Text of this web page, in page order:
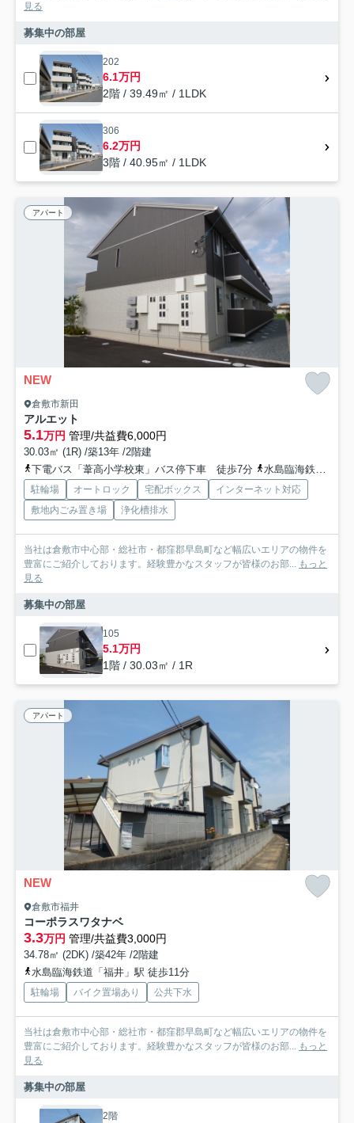
見る
募集中の部屋
202
6.1万円
2階 / 39.49㎡ / 1LDK
306
6.2万円
3階 / 40.95㎡ / 1LDK
アパート
NEW
倉敷市新田
アルエット
5.1万円 管理/共益費6,000円
30.03㎡ (1R) /築13年 /2階建
下電バス「葦高小学校東」バス停下車 徒歩7分
水島臨海鉄道「福井」駅 徒歩38分
駐輪場 オートロック 宅配ボックス
インターネット対応
敷地内ごみ置き場
浄化槽排水
当社は倉敷市中心部・総社市・都窪郡早島町など幅広いエリアの物件を
豊富にご紹介しております。経験豊かなスタッフが皆様のお部... もっと
見る
募集中の部屋
105
5.1万円
1階 / 30.03㎡ / 1R
アパート
NEW
倉敷市福井
コーポラスワタナベ
3.3万円 管理/共益費3,000円
34.78㎡ (2DK) /築42年 /2階建
水島臨海鉄道「福井」駅 徒歩11分
駐輪場 バイク置場あり 公共下水
当社は倉敷市中心部・総社市・都窪郡早島町など幅広いエリアの物件を
豊富にご紹介しております。経験豊かなスタッフが皆様のお部... もっと
見る
募集中の部屋
2階